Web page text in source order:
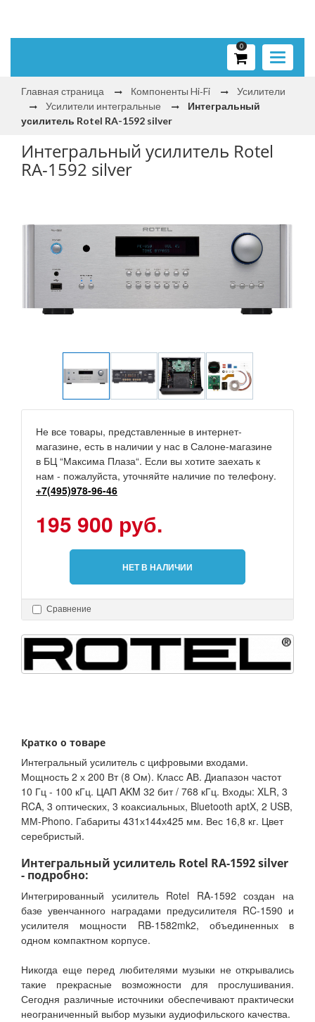
Toggle
0
Главная страница Компоненты Hi‑Fi
Усилители
Усилители интегральные
Интегральный
усилитель Rotel RA-1592 silver
Интегральный усилитель Rotel
RA-1592 silver
Не все товары, представленные в интернет-
магазине, есть в наличии у нас в Салоне-магазине
в БЦ “Максима Плаза“. Если вы хотите заехать к
нам - пожалуйста, уточняйте наличие по телефону.
+7(495)978-96-46
195 900 руб.
НЕТ В НАЛИЧИИ
Сравнение
Кратко о товаре
Интегральный усилитель с цифровыми входами.
Мощность 2 х 200 Вт (8 Ом). Класс AВ. Диапазон частот
10 Гц - 100 кГц. ЦАП AKM 32 бит / 768 кГц. Входы: XLR, 3
RCA, 3 оптических, 3 коаксиальных, Bluetooth aptX, 2 USB,
ММ-Phono. Габариты 431х144х425 мм. Вес 16,8 кг. Цвет
серебристый.
Интегральный усилитель Rotel RA-1592 silver
- подробно:
Интегрированный усилитель Rotel RA-1592 создан на
базе увенчанного наградами предусилителя RC-1590 и
усилителя мощности RB-1582mk2, объединенных в
одном компактном корпусе.
Никогда еще перед любителями музыки не открывались
такие прекрасные возможности для прослушивания.
Сегодня различные источники обеспечивают практически
неограниченный выбор музыки аудиофильского качества.